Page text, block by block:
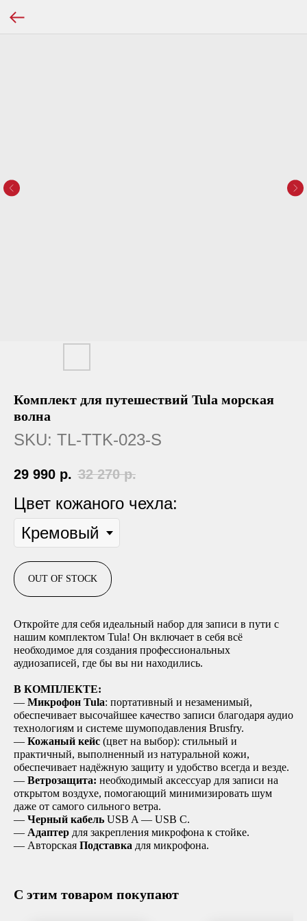
Комплект для путешествий Tula морская
волна
SKU: TL-TTK-023-S
29 990 р. 32 270 р.
Цвет кожаного чехла:
OUT OF STOCK
Откройте для себя идеальный набор для записи в пути с
нашим комплектом Tula! Он включает в себя всё
необходимое для создания профессиональных
аудиозаписей, где бы вы ни находились.
В КОМПЛЕКТЕ:
— Микрофон Tula: портативный и незаменимый,
обеспечивает высочайшее качество записи благодаря аудио
технологиям и системе шумоподавления Brusfry.
— Кожаный кейс (цвет на выбор): стильный и
практичный, выполненный из натуральной кожи,
обеспечивает надёжную защиту и удобство всегда и везде.
— Ветрозащита: необходимый аксессуар для записи на
открытом воздухе, помогающий минимизировать шум
даже от самого сильного ветра.
— Черный кабель USB A — USB C.
— Адаптер для закрепления микрофона к стойке.
— Авторская Подставка для микрофона.
С этим товаром покупают